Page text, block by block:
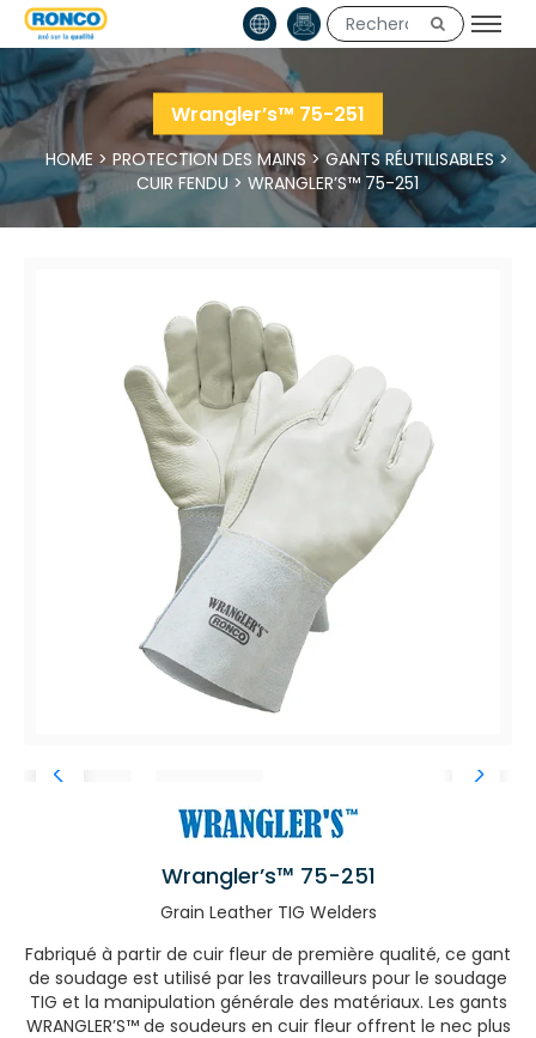
Wrangler’s™ 75-251
HOME > PROTECTION DES MAINS>GANTS RÉUTILISABLES>
CUIR FENDU > WRANGLER’S™ 75-251
Wrangler’s™ 75-251
Grain Leather TIG Welders
Fabriqué à partir de cuir fleur de première qualité, ce gant
de soudage est utilisé par les travailleurs pour le soudage
TIG et la manipulation générale des matériaux. Les gants
WRANGLER’S™ de soudeurs en cuir fleur offrent le nec plus